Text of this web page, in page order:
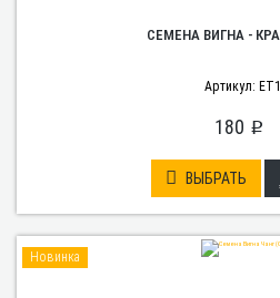
СЕМЕНА ВИГНА -
Артикул:
180 p
ВЫБРАТЬ
Новинка